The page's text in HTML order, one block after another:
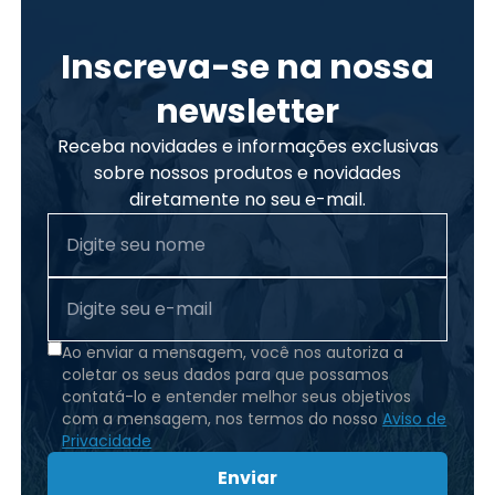
Inscreva-se na nossa
newsletter
Receba novidades e informações exclusivas
sobre nossos produtos e novidades
diretamente no seu e-mail.
Ao enviar a mensagem, você nos autoriza a
coletar os seus dados para que possamos
contatá-lo e entender melhor seus objetivos
com a mensagem, nos termos do nossoAviso de
Privacidade
Enviar